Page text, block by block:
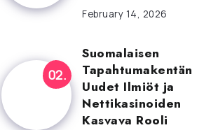
February 14, 2026
Suomalaisen
Tapahtumakentän
Uudet Ilmiöt ja
Nettikasinoiden
Kasvava Rooli